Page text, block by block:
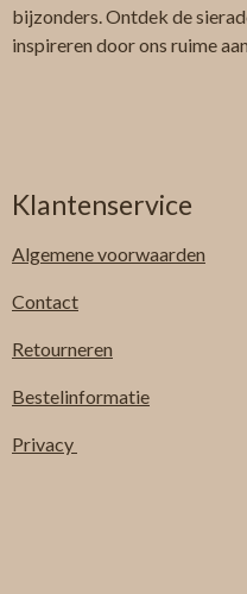
bijzonders. Ontdek de
inspireren door ons ruime
Klantenservice
Algemenevoorwaarden
Contact
Retourneren
Bestelinformatie
Privacy